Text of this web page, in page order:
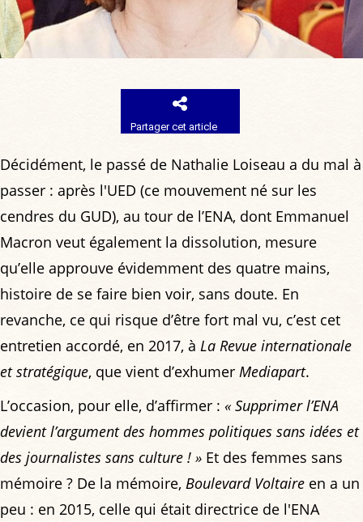
Partager cet article
Décidément, le passé de Nathalie Loiseau a du mal à
passer : après l'UED (ce mouvement né sur les
cendres du GUD), au tour de l’ENA, dont Emmanuel
Macron veut également la dissolution, mesure
qu’elle approuve évidemment des quatre mains,
histoire de se faire bien voir, sans doute. En
revanche, ce qui risque d’être fort mal vu, c’est cet
entretien accordé, en 2017, à La Revue internationale
et stratégique, que vient d’exhumer Mediapart.
L’occasion, pour elle, d’affirmer : « Supprimer l’ENA
devient l’argument des hommes politiques sans idées et
des journalistes sans culture ! » Et des femmes sans
mémoire ? De la mémoire, Boulevard Voltaire en a un
peu : en 2015, celle qui était directrice de l'ENA